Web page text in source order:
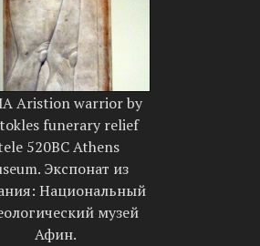
Aristion warrior by
funerary relief
520BC Athens
Экспонат из
Национальный
музей
Афин.